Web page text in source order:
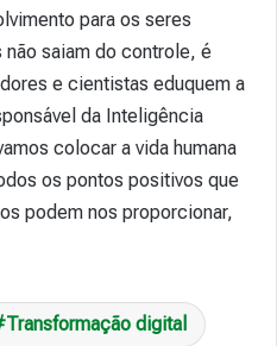
para os seres
não saiam do controle, é
e cientistas eduquem a
da Inteligência
colocar a vida humana
os pontos positivos que
podem nos proporcionar,
Transformação digital